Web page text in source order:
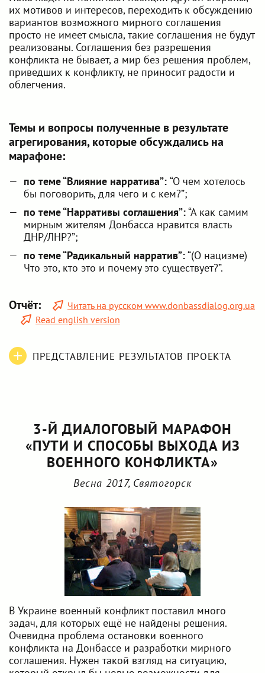
их мотивов и интересов, переходить к обсуждению
вариантов возможного мирного соглашения
просто не имеет смысла, такие соглашения не будут
реализованы. Соглашения без разрешения
конфликта не бывает, а мир без решения проблем,
приведших к конфликту, не приносит радости и
облегчения.
Темы и вопросы полученные в результате
агрегирования, которые обсуждались на
марафоне:
по теме “Влияние нарратива”: “О чем хотелось
бы поговорить, для чего и с кем?”;
по теме “Нарративы соглашения”:“А как самим
мирным жителям Донбасса нравится власть
ДНР/ЛНР?”;
по теме “Радикальный нарратив”:“(О нацизме)
Что это, кто это и почему это существует?”.
Отчёт:
Читать на русском www.donbassdialog.org.ua
Read english version
ПРЕДСТАВЛЕНИЕ РЕЗУЛЬТАТОВ ПРОЕКТА
3-Й ДИАЛОГОВЫЙ МАРАФОН
«ПУТИ И СПОСОБЫ ВЫХОДА ИЗ
ВОЕННОГО КОНФЛИКТА»
Весна 2017, Святогорск
В Украине военный конфликт поставил много
задач, для которых ещё не найдены решения.
Очевидна проблема остановки военного
конфликта на Донбассе и разработки мирного
соглашения. Нужен такой взгляд на ситуацию,